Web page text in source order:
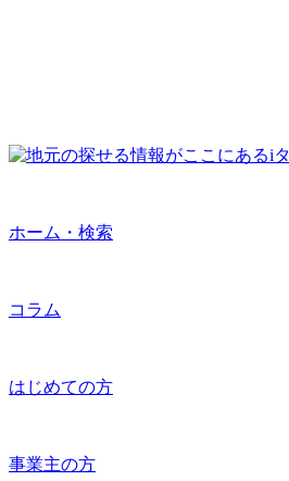
ホーム・検索
コラム
はじめての方
事業主の方